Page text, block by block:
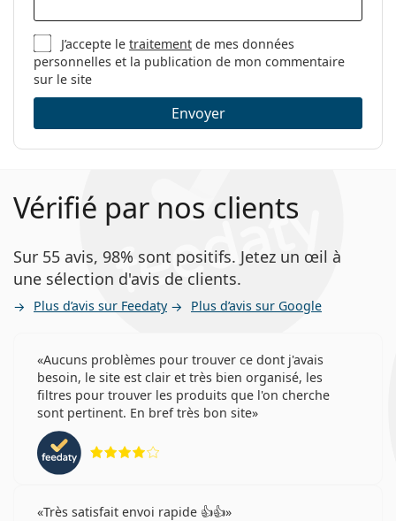
J’accepte letraitement de mes données
personnelles et la publication de mon commentaire
sur le site
Envoyer
Vérifié par nos clients
Sur 55 avis, 98% sont positifs. Jetez un œil à
une sélection d'avis de clients.
Plus d’avis sur Feedaty Plus d’avis sur Google
Aucuns problèmes pour trouver ce dont j'avais
besoin, le site est clair et très bien organisé, les
filtres pour trouver les produits que l'on cherche
sont pertinent. En bref très bon site
Très satisfait envoi rapide 👍👍